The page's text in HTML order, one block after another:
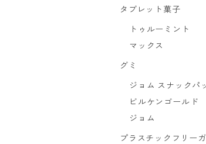
タブレット菓子
トゥルーミント
マックス
グミ
ジョム スナックパ
ビルケンゴールド
ジョム
プラスチックフリー